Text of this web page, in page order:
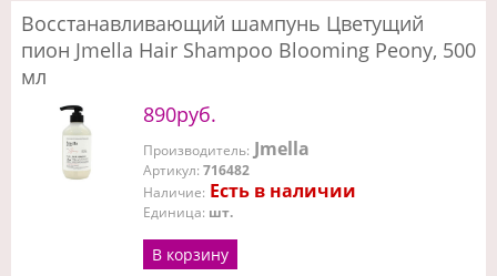
Восстанавливающий шампунь Цветущий
пион Jmella Hair Shampoo Blooming Peony, 500
мл
890руб.
Производитель: Jmella
Артикул: 716482
Наличие: Есть в наличии
Единица: шт.
В корзину